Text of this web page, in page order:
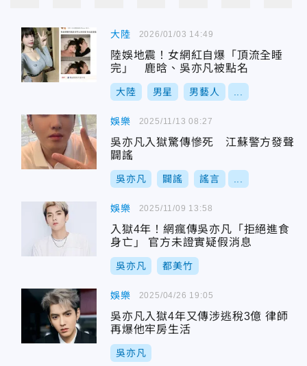
大陸
陸娛地震！女網紅自爆「頂流全睡
完」 鹿晗、吳亦凡被點名
大陸 男星 男藝人
2026/01/03 14:49
娛樂
吳亦凡入獄驚傳慘死 江蘇警方發聲
闢謠
吳亦凡 闢謠 謠言
2025/11/13 08:27
娛樂
入獄4年！網瘋傳吳亦凡「拒絕進食
身亡」 官方未證實疑假消息
吳亦凡 都美竹
2025/11/09 13:58
娛樂
吳亦凡入獄4年又傳涉逃稅3億 律師
再爆他牢房生活
吳亦凡
2025/04/26 19:05